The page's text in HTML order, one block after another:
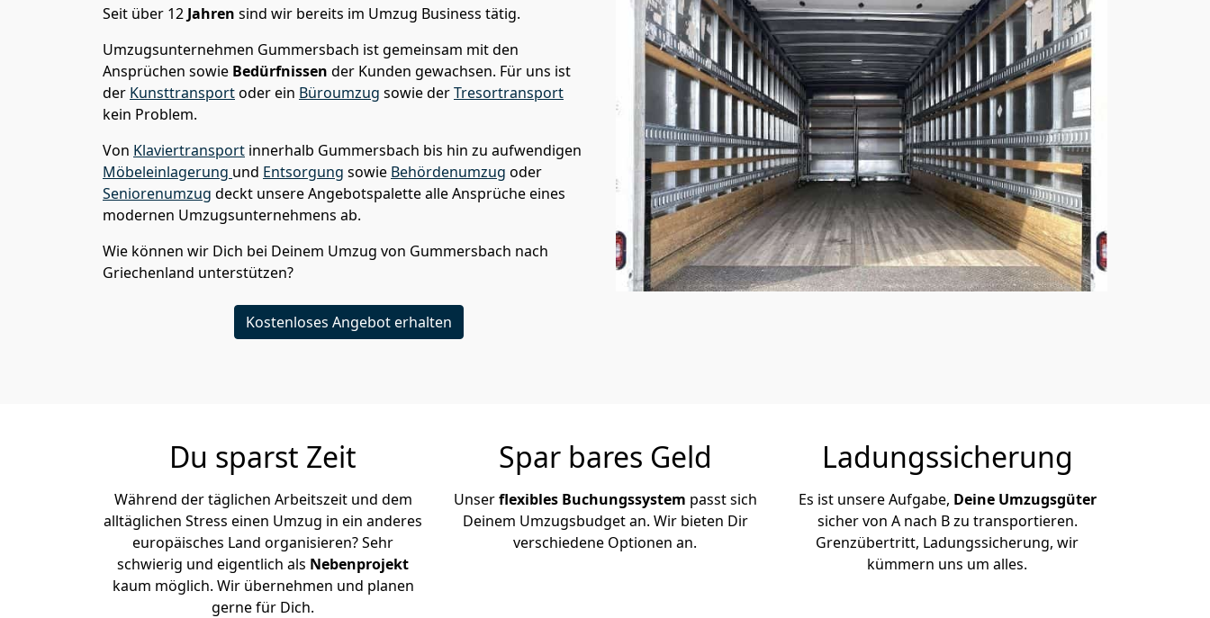
Seit über 12 Jahren sind wir bereits im Umzug Business tätig.
Umzugsunternehmen Gummersbach ist gemeinsam mit den
Ansprüchen sowie Bedürfnissen der Kunden gewachsen. Für uns ist
der Kunsttransportoder ein Büroumzug sowie derTresortransport
kein Problem.
Von Klaviertransport innerhalb Gummersbach bis hin zu aufwendigen
Möbeleinlagerung und Entsorgung sowie Behördenumzug oder
Seniorenumzug deckt unsere Angebotspalette alle Ansprüche eines
modernen Umzugsunternehmens ab.
Wie können wir Dich bei Deinem Umzug von Gummersbach nach
Griechenland unterstützen?
Kostenloses Angebot erhalten
Du sparst Zeit
Während der täglichen Arbeitszeit und dem
alltäglichen Stress einen Umzug in ein anderes
europäisches Land organisieren? Sehr
schwierig und eigentlich als Nebenprojekt
kaum möglich. Wir übernehmen und planen
gerne für Dich.
Spar bares Geld
Unserflexibles Buchungssystem passt sich
Deinem Umzugsbudget an. Wir bieten Dir
verschiedene Optionen an.
Ladungssicherung
Es ist unsere Aufgabe, Deine Umzugsgüter
sicher von A nach B zu transportieren.
Grenzübertritt, Ladungssicherung, wir
kümmern uns um alles.